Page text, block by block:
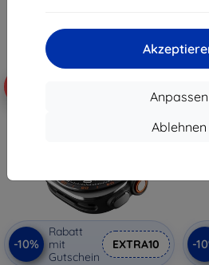
Anpassen
Ablehnen
-10%
Rabatt
mit
Gutschein
EXTRA10 -